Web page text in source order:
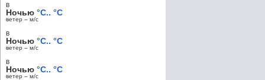
в
Ночью °C.. °C
ветер – м/c
в
Ночью °C.. °C
ветер – м/c
в
Ночью °C.. °C
ветер – м/c